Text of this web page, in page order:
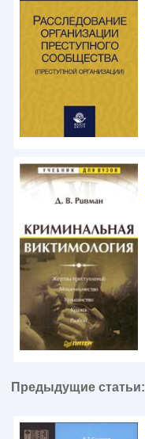
Предыдущие статьи: